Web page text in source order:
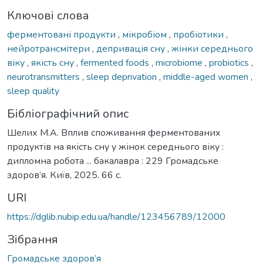
Ключові слова
ферментовані продукти , мікробіом , пробіотики ,
нейротрансмітери , депривація сну, жінки середнього
віку, якість сну, fermented foods , microbiome , probiotics ,
neurotransmitters , sleep deprivation , middle-aged women ,
sleep quality
Бібліографічний опис
Шелих М.А. Вплив споживання ферментованих
продуктів на якість сну у жінок середнього віку :
дипломна робота ... бакалавра : 229 Громадське
здоров’я. Київ, 2025. 66 с.
URI
https://dglib.nubip.edu.ua/handle/123456789/12000
Зібрання
Громадське здоров’я